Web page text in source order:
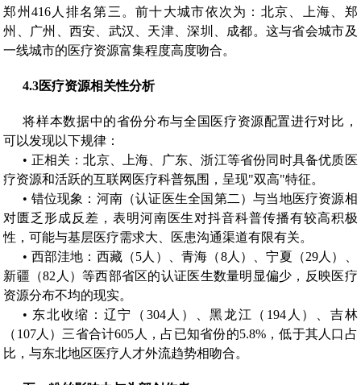
郑州416人排名第三。前十大城市依次为：北京、上海、郑
州、广州、西安、武汉、天津、深圳、成都。这与省会城市及
一线城市的医疗资源富集程度高度吻合。
4.3医疗资源相关性分析
将样本数据中的省份分布与全国医疗资源配置进行对比，
可以发现以下规律：
• 正相关：北京、上海、广东、浙江等省份同时具备优质医
疗资源和活跃的互联网医疗科普氛围，呈现"双高"特征。
• 错位现象：河南（认证医生全国第二）与当地医疗资源相
对匮乏形成反差，表明河南医生对抖音科普传播有较高积极
性，可能与基层医疗需求大、医患沟通渠道有限有关。
• 西部洼地：西藏（5人）、青海（8人）、宁夏（29人）、
新疆（82人）等西部省区的认证医生数量明显偏少，反映医疗
资源分布不均的现实。
• 东北收缩：辽宁（304人）、黑龙江（194人）、吉林
（107人）三省合计605人，占已知省份的5.8%，低于其人口占
比，与东北地区医疗人才外流趋势相吻合。